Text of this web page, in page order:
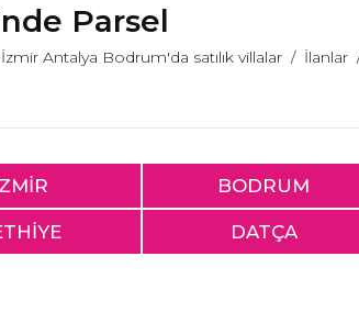
Parsel
Antalya Bodrum'da satılık villalar İlanlar
BODRUM
DATÇA